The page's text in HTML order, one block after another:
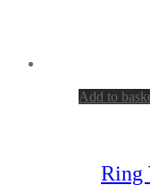
Add to
Ring